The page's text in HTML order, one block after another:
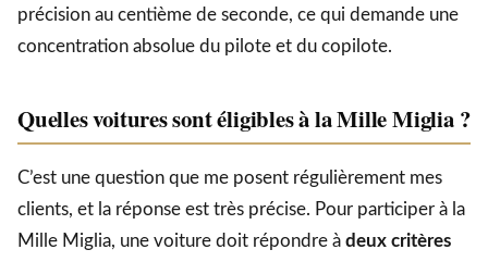
précision au centième de seconde, ce qui demande une
concentration absolue du pilote et du copilote.
Quelles voitures sont éligibles à la Mille Miglia ?
C’est une question que me posent régulièrement mes
clients, et la réponse est très précise. Pour participer à la
Mille Miglia, une voiture doit répondre à deux critères